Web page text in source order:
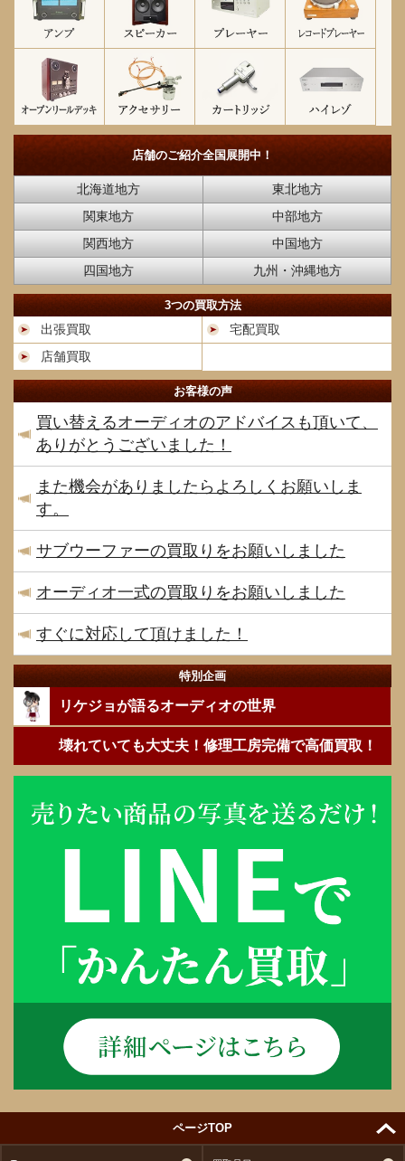
店舗のご紹介全国展開中！
北海道地方
東北地方
関東地方
中部地方
関西地方
中国地方
四国地方
九州・沖縄地方
3つの買取方法
出張買取
宅配買取
店舗買取
お客様の声
買い替えるオーディオのアドバイスも頂いて、
ありがとうございました！
また機会がありましたらよろしくお願いしま
す。
サブウーファーの買取りをお願いしました
オーディオ一式の買取りをお願いしました
すぐに対応して頂けました！
特別企画
リケジョが語るオーディオの世界
壊れていても大丈夫！修理工房完備で高価買取！
ページTOP